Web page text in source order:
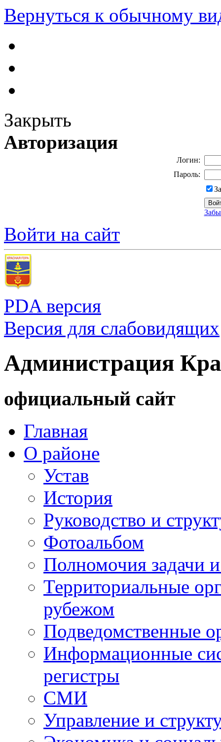
Вернуться к обычному
Закрыть
Авторизация
Логин:
Пароль:
Войти на сайт
PDA версия
Версия для слабовидящих
Администрация
официальный сайт
Главная
О районе
Устав
История
Руководство и
Фотоальбом
Полномочия задачи
Территориальные
рубежом
Подведомственные
Информационные
регистры
СМИ
Управление и